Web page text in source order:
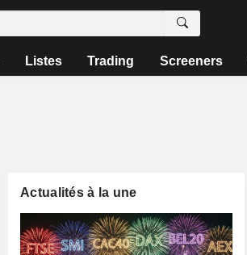
Listes Trading Screeners
Actualités à la une